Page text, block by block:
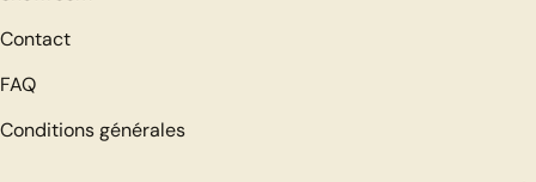
Contact
FAQ
Conditions générales